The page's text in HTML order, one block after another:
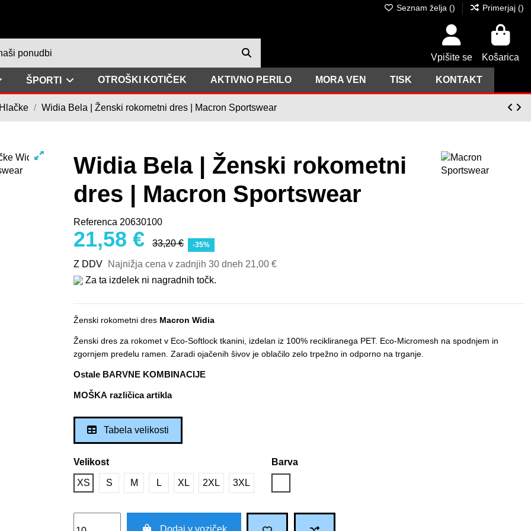
Seznam želja () Primerjaj ()
Vpišite se Košarica
ŠPORTI OTROŠKI KOTIČEK AKTIVNO PERILO MORA VEN TISK KONTAKT
Widia Bela | Ženski rokometni dres | Macron Sportswear
Widia Bela | Ženski rokometni
dres | Macron Sportswear
Referenca 20630100
21,58 € 33,20 € -35%
Z DDV Najnižja cena v zadnjih 30 dneh 21,00 €
Za ta izdelek ni nagradnih točk.
Ženski rokometni dres Macron Widia
Ženski dres za rokomet v Eco-Softlock tkanini, izdelan iz 100% recikliranega PET. Eco-Micromesh na spodnjem in
zgornjem predelu ramen. Zaradi ojačenih šivov je oblačilo zelo trpežno in odporno na trganje.
Ostale BARVNE KOMBINACIJE
MOŠKA različica artikla
Tabela velikosti
Velikost
XS S M L XL 2XL 3XL
Barva